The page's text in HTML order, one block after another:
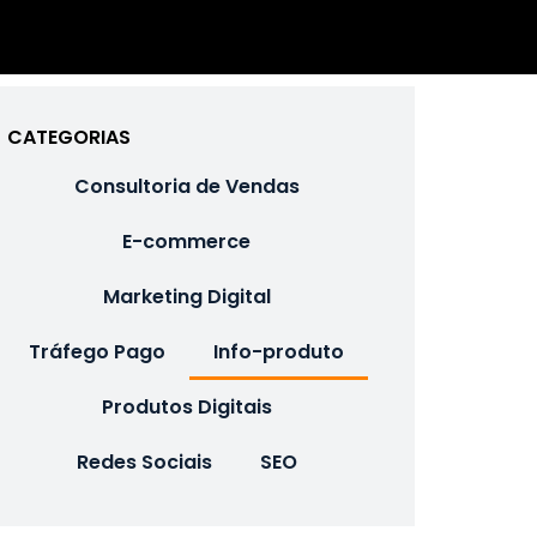
CATEGORIAS
Consultoria de Vendas
E-commerce
Marketing Digital
Tráfego Pago
Info-produto
Produtos Digitais
Redes Sociais
SEO